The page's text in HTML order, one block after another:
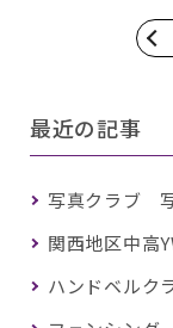
最近の記事
写真クラブ
関西地区中高
ハンドベル